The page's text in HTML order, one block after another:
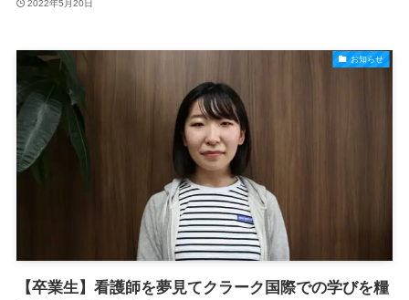
2022年5月20日
お知らせ
【卒業生】看護師を夢見てクラーク国際での学びを糧